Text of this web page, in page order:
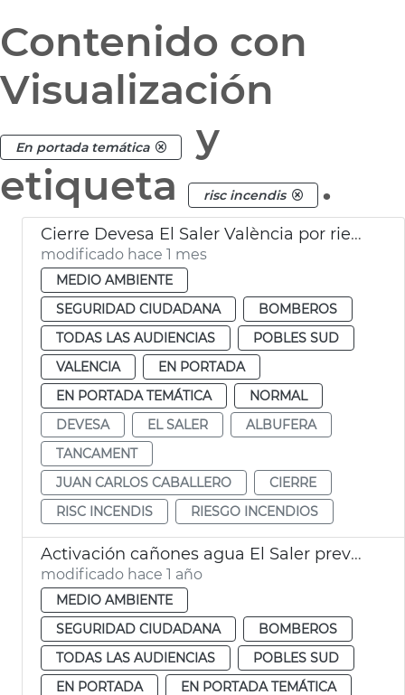
Contenido con
Visualización
En portada temática
y
etiqueta
risc incendis .
Cierre Devesa El Saler València por riesgo incendios
modificado hace 1 mes
MEDIO AMBIENTE
SEGURIDAD CIUDADANA
BOMBEROS
TODAS LAS AUDIENCIAS
POBLES SUD
VALENCIA
EN PORTADA
EN PORTADA TEMÁTICA
NORMAL
DEVESA
EL SALER
ALBUFERA
TANCAMENT
JUAN CARLOS CABALLERO
CIERRE
RISC INCENDIS
RIESGO INCENDIOS
Activación cañones agua El Saler prevención incendios
modificado hace 1 año
MEDIO AMBIENTE
SEGURIDAD CIUDADANA
BOMBEROS
TODAS LAS AUDIENCIAS
POBLES SUD
EN PORTADA
EN PORTADA TEMÁTICA